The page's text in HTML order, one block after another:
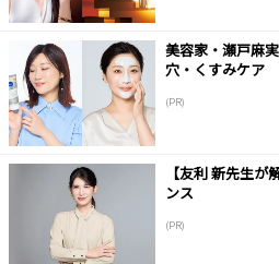
美容家・瀬戸麻
穴・くすみケア
(PR)
【友利 新先生
ンス
(PR)